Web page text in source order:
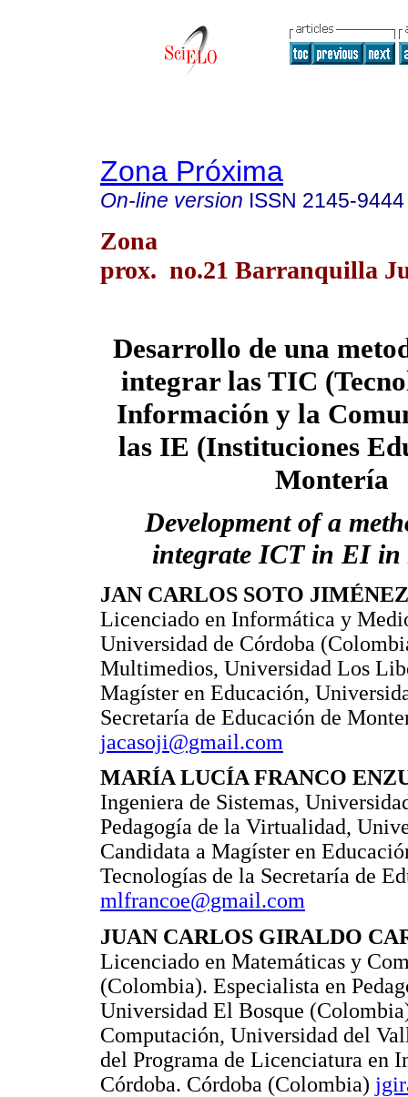
Zona Próxima
On-line version ISSN 2145-9444
Zona
prox. no.21 Barranquilla
Desarrollo de una
integrar las TIC
Información y la
las IE (Instituciones
Montería
Development of a
integrate ICT in EI in
JAN CARLOS SOTO JIMÉNEZ
Licenciado en Informática y
Universidad de Córdoba
Multimedios, Universidad Los
Magíster en Educación,
Secretaría de Educación de
jacasoji@gmail.com
MARÍA LUCÍA FRANCO
Ingeniera de Sistemas,
Pedagogía de la Virtualidad,
Candidata a Magíster en
Tecnologías de la Secretaría de
mlfrancoe@gmail.com
JUAN CARLOS GIRALDO
Licenciado en Matemáticas y
(Colombia). Especialista en
Universidad El Bosque
Computación, Universidad del
del Programa de Licenciatura en
Córdoba. Córdoba (Colombia)